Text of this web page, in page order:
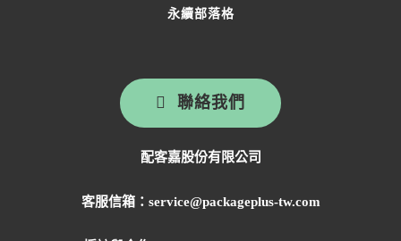
聯絡我們
配客嘉股份有限公司
客服信箱：service@packageplus-tw.com
永續部落格